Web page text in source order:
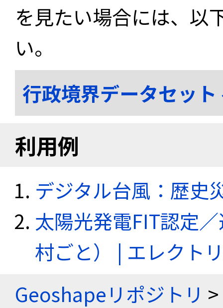
を見たい場合には、以
い。
行政境界データセッ
利用例
デジタル台風：歴史
太陽光発電FIT認定
村ごと） | エレクト
Geoshapeリポジトリ >